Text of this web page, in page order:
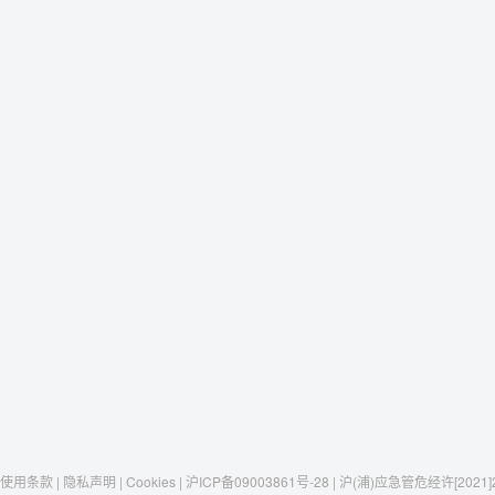
使用条款 | 隐私声明 | Cookies | 沪ICP备09003861号-28 | 沪(浦)应急管危经许